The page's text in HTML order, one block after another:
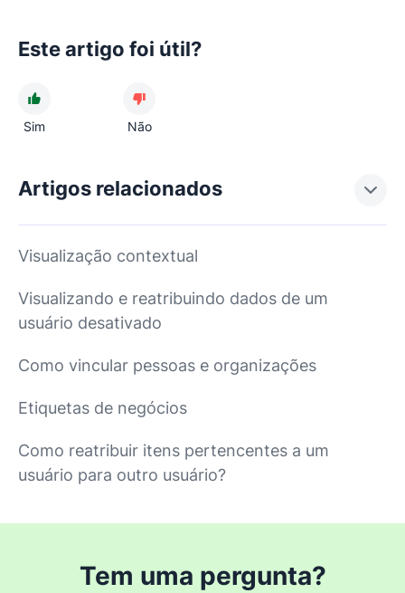
Este artigo foi útil?
Sim Não
Artigos relacionados
Visualização contextual
Visualizando e reatribuindo dados de um
usuário desativado
Como vincular pessoas e organizações
Etiquetas de negócios
Como reatribuir itens pertencentes a um
usuário para outro usuário?
Tem uma pergunta?